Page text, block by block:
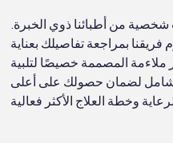
من أطبائنا ذوي الخبرة.
بمراجعة تفاصيلك بعناية
ملاءمة المصممة خصيصًا لتلبية
الشامل لضمان حصولك على أعلى